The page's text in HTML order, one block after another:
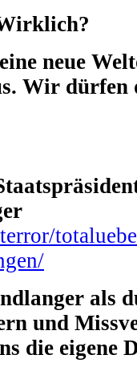
neue
Wir dürfen
als
und
die eigene